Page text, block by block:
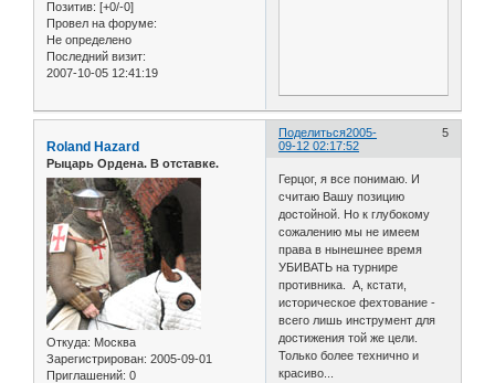
Позитив: [+0/-0]
Провел на форуме:
Не определено
Последний визит:
2007-10-05 12:41:19
Поделиться 5
2005-
09-12 02:17:52
Roland Hazard
Рыцарь Ордена. В отставке.
Откуда: Москва
Зарегистрирован: 2005-09-01
Приглашений: 0
Герцог, я все понимаю. И
считаю Вашу позицию
достойной. Но к глубокому
сожалению мы не имеем
права в нынешнее время
УБИВАТЬ на турнире
противника. А, кстати,
историческое фехтование -
всего лишь инструмент для
достижения той же цели.
Только более технично и
красиво...